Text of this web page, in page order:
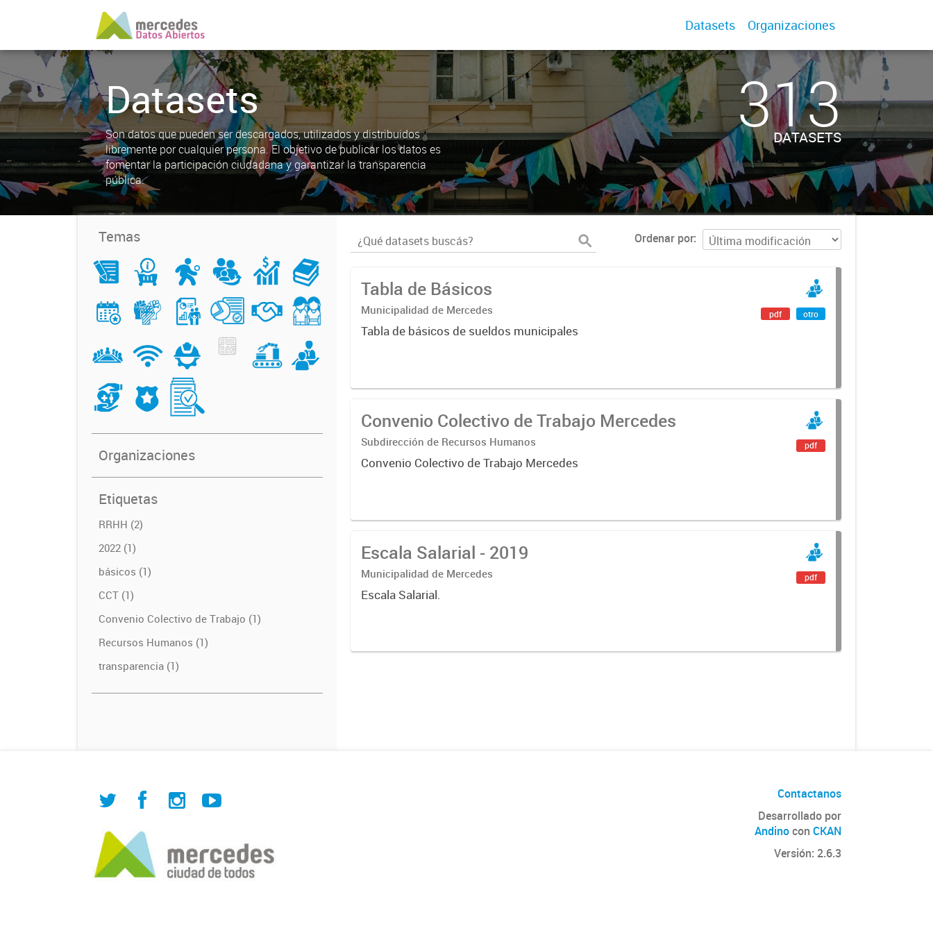
Datasets Organizaciones
Datasets
Son datos que pueden ser descargados, utilizados y distribuidos
libremente por cualquier persona. El objetivo de publicar los datos es
fomentar la participación ciudadana y garantizar la transparencia
pública.
313
DATASETS
Temas
Organizaciones
Etiquetas
RRHH (2)
2022 (1)
básicos (1)
CCT (1)
Convenio Colectivo de Trabajo (1)
Recursos Humanos (1)
transparencia (1)
Ordenar por
Tabla de Básicos
Municipalidad de Mercedes
Tabla de básicos de sueldos municipales
pdf otro
Convenio Colectivo de Trabajo Mercedes
Subdirección de Recursos Humanos
Convenio Colectivo de Trabajo Mercedes
pdf
Escala Salarial - 2019
Municipalidad de Mercedes
Escala Salarial.
pdf
Contactanos
Desarrollado por
Andinocon CKAN
Versión: 2.6.3